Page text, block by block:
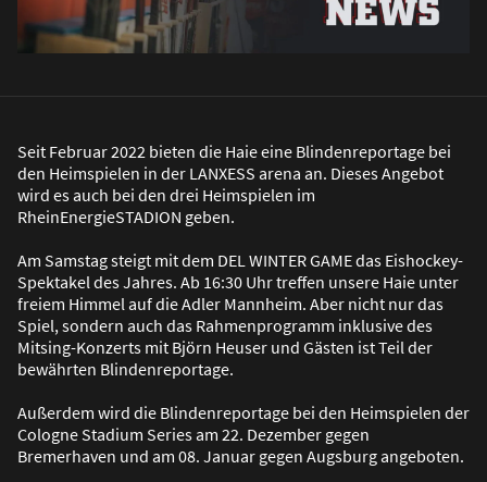
Seit Februar 2022 bieten die Haie eine Blindenreportage bei
den Heimspielen in der LANXESS arena an. Dieses Angebot
wird es auch bei den drei Heimspielen im
RheinEnergieSTADION geben.
Am Samstag steigt mit dem DEL WINTER GAME das Eishockey-
Spektakel des Jahres. Ab 16:30 Uhr treffen unsere Haie unter
freiem Himmel auf die Adler Mannheim. Aber nicht nur das
Spiel, sondern auch das Rahmenprogramm inklusive des
Mitsing-Konzerts mit Björn Heuser und Gästen ist Teil der
bewährten Blindenreportage.
Außerdem wird die Blindenreportage bei den Heimspielen der
Cologne Stadium Series am 22. Dezember gegen
Bremerhaven und am 08. Januar gegen Augsburg angeboten.